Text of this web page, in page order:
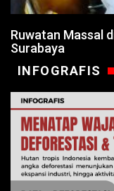
Ruwatan Massal
Surabaya
INFOGRAFIS